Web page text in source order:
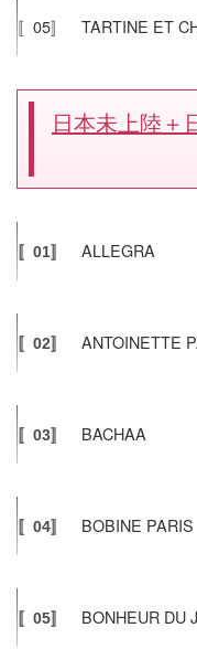
〚05〛 TARTINE ET
日本未上陸＋
〚01〛 ALLEGRA
〚02〛 ANTOINETTE
〚03〛 BACHAA
〚04〛 BOBINE PARIS
〚05〛 BONHEUR DU